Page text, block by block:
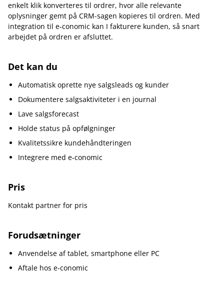
enkelt klik konverteres til ordrer, hvor alle relevante
oplysninger gemt på CRM-sagen kopieres til ordren. Med
integration til e‑conomic kan I fakturere kunden, så snart
arbejdet på ordren er afsluttet.
Det kan du
Automatisk oprette nye salgsleads og kunder
Dokumentere salgsaktiviteter i en journal
Lave salgsforecast
Holde status på opfølgninger
Kvalitetssikre kundehåndteringen
Integrere med e‑conomic
Pris
Kontakt partner for pris
Forudsætninger
Anvendelse af tablet, smartphone eller PC
Aftale hos e‑conomic